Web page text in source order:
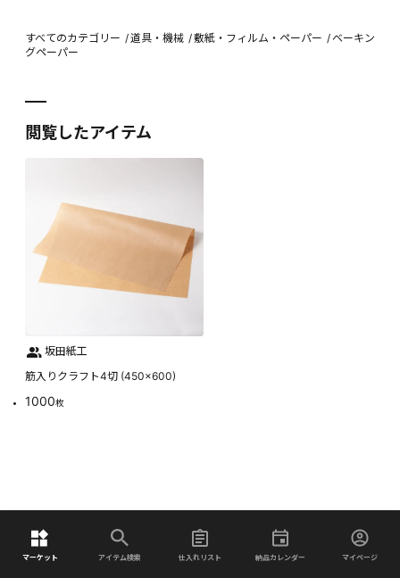
マーケット アイテム検索 仕入れリスト 納品カレンダー マイページ
すべてのカテゴリー 道具・機械 敷紙・フィルム・ペーパー
ベーキン
グペーパー
閲覧したアイテム
坂田紙工
筋入りクラフト4切 (450×600)
1000枚